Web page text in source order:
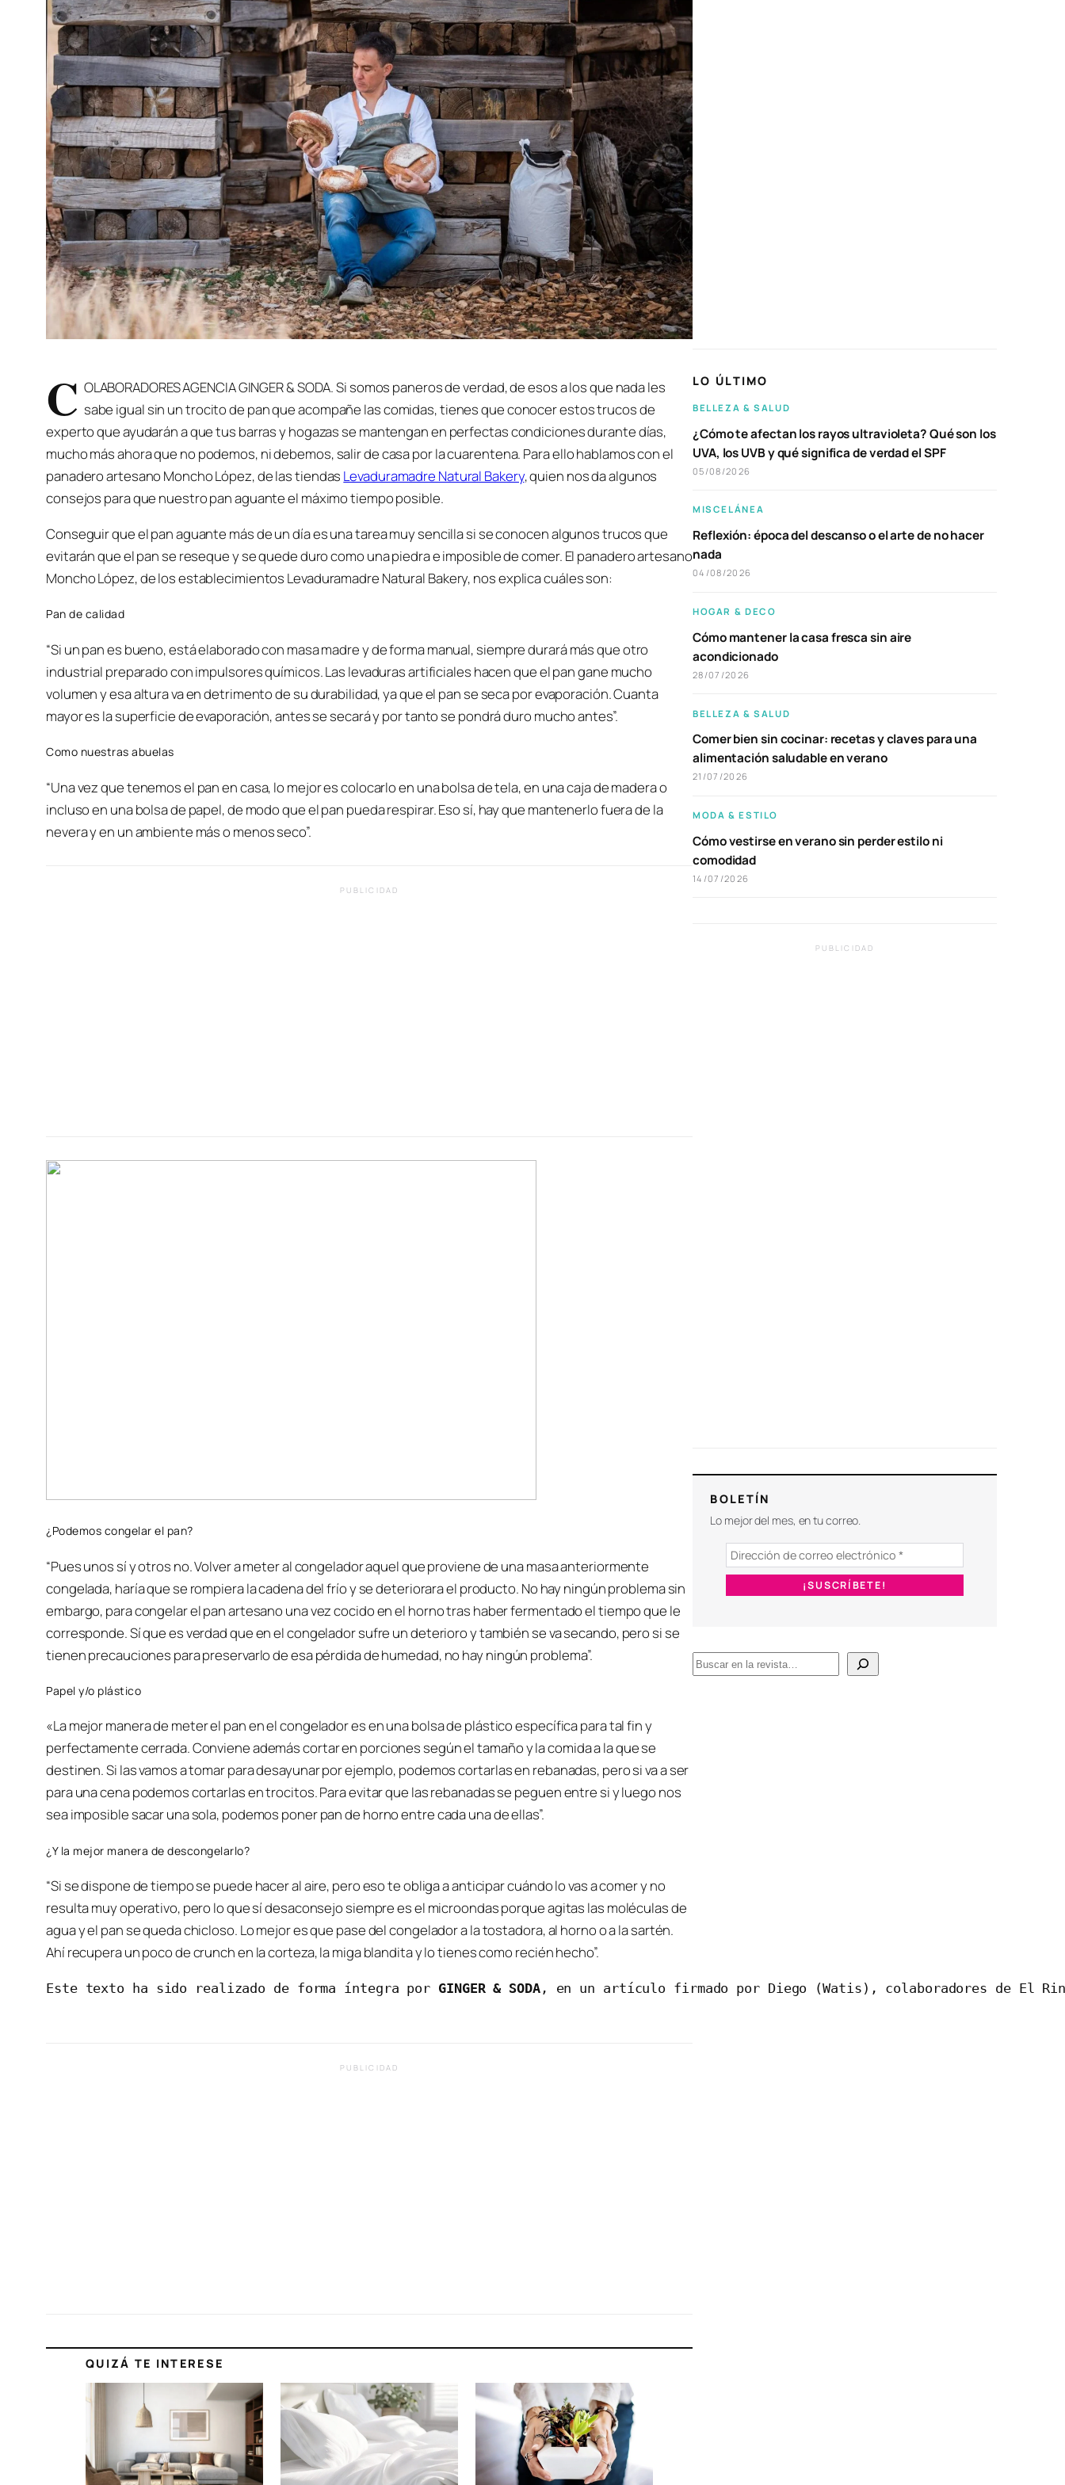
C OLABORADORES AGENCIA GINGER & SODA. Si somos paneros de verdad, de esos a los que nada les
sabe igual sin un trocito de pan que acompañe las comidas, tienes que conocer estos trucos de
experto que ayudarán a que tus barras y hogazas se mantengan en perfectas condiciones durante días,
mucho más ahora que no podemos, ni debemos, salir de casa por la cuarentena. Para ello hablamos con el
panadero artesano Moncho López, de las tiendas Levaduramadre Natural Bakery, quien nos da algunos
consejos para que nuestro pan aguante el máximo tiempo posible.
Conseguir que el pan aguante más de un día es una tarea muy sencilla si se conocen algunos trucos que
evitarán que el pan se reseque y se quede duro como una piedra e imposible de comer. El panadero artesano
Moncho López, de los establecimientos Levaduramadre Natural Bakery, nos explica cuáles son:
Pan de calidad
“Si un pan es bueno, está elaborado con masa madre y de forma manual, siempre durará más que otro
industrial preparado con impulsores químicos. Las levaduras artificiales hacen que el pan gane mucho
volumen y esa altura va en detrimento de su durabilidad, ya que el pan se seca por evaporación. Cuanta
mayor es la superficie de evaporación, antes se secará y por tanto se pondrá duro mucho antes”.
Como nuestras abuelas
“Una vez que tenemos el pan en casa, lo mejor es colocarlo en una bolsa de tela, en una caja de madera o
incluso en una bolsa de papel, de modo que el pan pueda respirar. Eso sí, hay que mantenerlo fuera de la
nevera y en un ambiente más o menos seco”.
PUBLICIDAD
¿Podemos congelar el pan?
“Pues unos sí y otros no. Volver a meter al congelador aquel que proviene de una masa anteriormente
congelada, haría que se rompiera la cadena del frío y se deteriorara el producto. No hay ningún problema sin
embargo, para congelar el pan artesano una vez cocido en el horno tras haber fermentado el tiempo que le
corresponde. Sí que es verdad que en el congelador sufre un deterioro y también se va secando, pero si se
tienen precauciones para preservarlo de esa pérdida de humedad, no hay ningún problema”.
Papel y/o plástico
«La mejor manera de meter el pan en el congelador es en una bolsa de plástico específica para tal fin y
perfectamente cerrada. Conviene además cortar en porciones según el tamaño y la comida a la que se
destinen. Si las vamos a tomar para desayunar por ejemplo, podemos cortarlas en rebanadas, pero si va a ser
para una cena podemos cortarlas en trocitos. Para evitar que las rebanadas se peguen entre si y luego nos
sea imposible sacar una sola, podemos poner pan de horno entre cada una de ellas”.
¿Y la mejor manera de descongelarlo?
“Si se dispone de tiempo se puede hacer al aire, pero eso te obliga a anticipar cuándo lo vas a comer y no
resulta muy operativo, pero lo que sí desaconsejo siempre es el microondas porque agitas las moléculas de
agua y el pan se queda chicloso. Lo mejor es que pase del congelador a la tostadora, al horno o a la sartén.
Ahí recupera un poco de crunch en la corteza, la miga blandita y lo tienes como recién hecho”.
Este texto ha sido realizado de forma íntegra por GINGER & SODA, en un artículo firmado por Diego (Watis), colaboradores de El
PUBLICIDAD
QUIZÁ TE INTERESE
LO ÚLTIMO
BELLEZA & SALUD
¿Cómo te afectan los rayos ultravioleta? Qué son los
UVA, los UVB y qué significa de verdad el SPF
05/08/2026
MISCELÁNEA
Reflexión: época del descanso o el arte de no hacer
nada
04/08/2026
HOGAR & DECO
Cómo mantener la casa fresca sin aire
acondicionado
28/07/2026
BELLEZA & SALUD
Comer bien sin cocinar: recetas y claves para una
alimentación saludable en verano
21/07/2026
MODA & ESTILO
Cómo vestirse en verano sin perder estilo ni
comodidad
14/07/2026
PUBLICIDAD
BOLETÍN
Lo mejor del mes, en tu correo.
B